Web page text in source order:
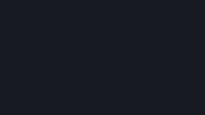
dilakukan dalam 14 hari sejak
dimainkan kurang dari dua jam
belum digunakan, diubah, atau
beberapa kasus, Steam tidak
dana untuk DLC dari pihak
level karakter). Pengecualian
sebagai "tidak dapat